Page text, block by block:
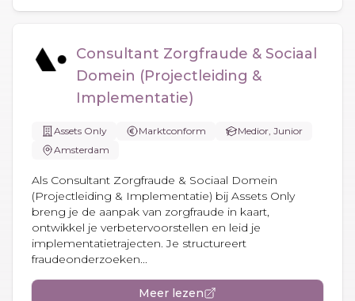
Consultant Zorgfraude & Sociaal
Domein (Projectleiding &
Implementatie)
Assets Only Marktconform
Medior, Junior
Amsterdam
Als Consultant Zorgfraude & Sociaal Domein
(Projectleiding & Implementatie) bij Assets Only
breng je de aanpak van zorgfraude in kaart,
ontwikkel je verbetervoorstellen en leid je
implementatietrajecten. Je structureert
fraudeonderzoeken...
Meer lezen